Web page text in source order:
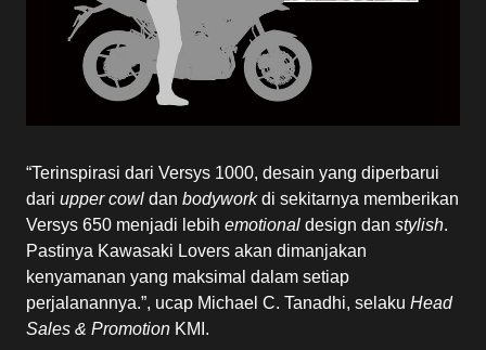
“Terinspirasi dari Versys 1000, desain yang diperbarui
dari upper cowl dan bodyworkdi sekitarnya memberikan
Versys 650 menjadi lebih emotional design dan stylish.
Pastinya Kawasaki Lovers akan dimanjakan
kenyamanan yang maksimal dalam setiap
perjalanannya.”, ucap Michael C. Tanadhi, selaku Head
Sales & Promotion KMI.